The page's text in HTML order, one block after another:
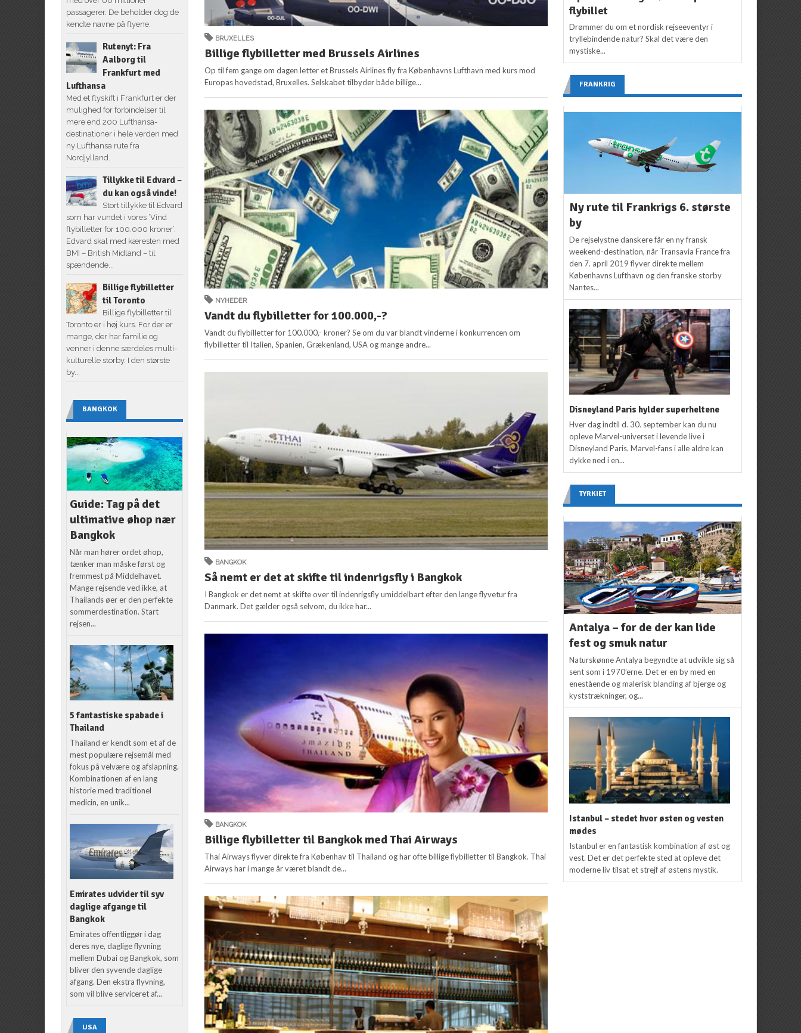
BRUXELLES
Billige flybilletter med Brussels Airlines
Op til fem gange om dagen letter et Brussels Airlines fly fra Københavns Lufthavn med kurs mod
Europas hovedstad, Bruxelles. Selskabet tilbyder både billige...
NYHEDER
Vandt du flybilletter for 100.000,-?
Vandt du flybilletter for 100.000,- kroner? Se om du var blandt vinderne i konkurrencen om
flybilletter til Italien, Spanien, Grækenland, USA og mange andre...
BANGKOK
Så nemt er det at skifte til indenrigsfly i Bangkok
I Bangkok er det nemt at skifte over til indenrigsfly umiddelbart efter den lange flyvetur fra
Danmark. Det gælder også selvom, du ikke har...
BANGKOK
Billige flybilletter til Bangkok med Thai Airways
Thai Airways flyver direkte fra Københav til Thailand og har ofte billige flybilletter til Bangkok. Thai
Airways har i mange år været blandt de...
passagerer. De beholder dog de
kendte navne på flyene.
Rutenyt: Fra
Aalborg til
Frankfurt med
Lufthansa
Med et flyskift i Frankfurt er der
mulighed for forbindelser til
mere end 200 Lufthansa-
destinationer i hele verden med
ny Lufthansa rute fra
Nordjylland.
Tillykke til Edvard –
du kan også vinde!
Stort tillykke til Edvard
som har vundet i vores ‘Vind
flybilletter for 100.000 kroner’.
Edvard skal med kæresten med
BMI – British Midland – til
spændende...
Billige flybilletter
til Toronto
Billige flybilletter til
Toronto er i høj kurs. For der er
mange, der har familie og
venner i denne særdeles multi-
kulturelle storby. I den største
by...
BANGKOK
Guide: Tag på det
ultimative øhop nær
Bangkok
Når man hører ordet øhop,
tænker man måske først og
fremmest på Middelhavet.
Mange rejsende ved ikke, at
Thailands øer er den perfekte
sommerdestination. Start
rejsen...
5 fantastiske spabade i
Thailand
Thailand er kendt som et af de
mest populære rejsemål med
fokus på velvære og afslapning.
Kombinationen af en lang
historie med traditionel
medicin, en unik...
Emirates udvider til syv
daglige afgange til
Bangkok
Emirates offentliggør i dag
deres nye, daglige flyvning
mellem Dubai og Bangkok, som
bliver den syvende daglige
afgang. Den ekstra flyvning,
som vil blive serviceret af...
USA
flybillet
Drømmer du om et nordisk rejseeventyr i
tryllebindende natur? Skal det være den
mystiske...
FRANKRIG
Ny rute til Frankrigs 6. største
by
De rejselystne danskere får en ny fransk
weekend-destination, når Transavia France fra
den 7. april 2019 flyver direkte mellem
Københavns Lufthavn og den franske storby
Nantes...
Disneyland Paris hylder superheltene
Hver dag indtil d. 30. september kan du nu
opleve Marvel-universet i levende live i
Disneyland Paris. Marvel-fans i alle aldre kan
dykke ned i en...
TYRKIET
Antalya – for de der kan lide
fest og smuk natur
Naturskønne Antalya begyndte at udvikle sig så
sent som i 1970’erne. Det er en by med en
enestående og malerisk blanding af bjerge og
kyststrækninger, og...
Istanbul – stedet hvor østen og vesten
mødes
Istanbul er en fantastisk kombination af øst og
vest. Det er det perfekte sted at opleve det
moderne liv tilsat et strejf af østens mystik.